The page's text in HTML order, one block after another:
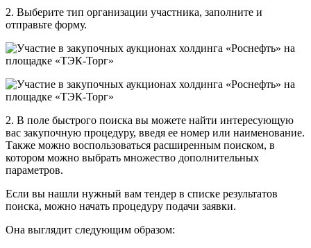
2. Выберите тип организации участника, заполните и
отправьте форму.
2. В поле быстрого поиска вы можете найти интересующую
вас закупочную процедуру, введя ее номер или наименование.
Также можно воспользоваться расширенным поиском, в
котором можно выбрать множество дополнительных
параметров.
Если вы нашли нужный вам тендер в списке результатов
поиска, можно начать процедуру подачи заявки.
Она выглядит следующим образом: